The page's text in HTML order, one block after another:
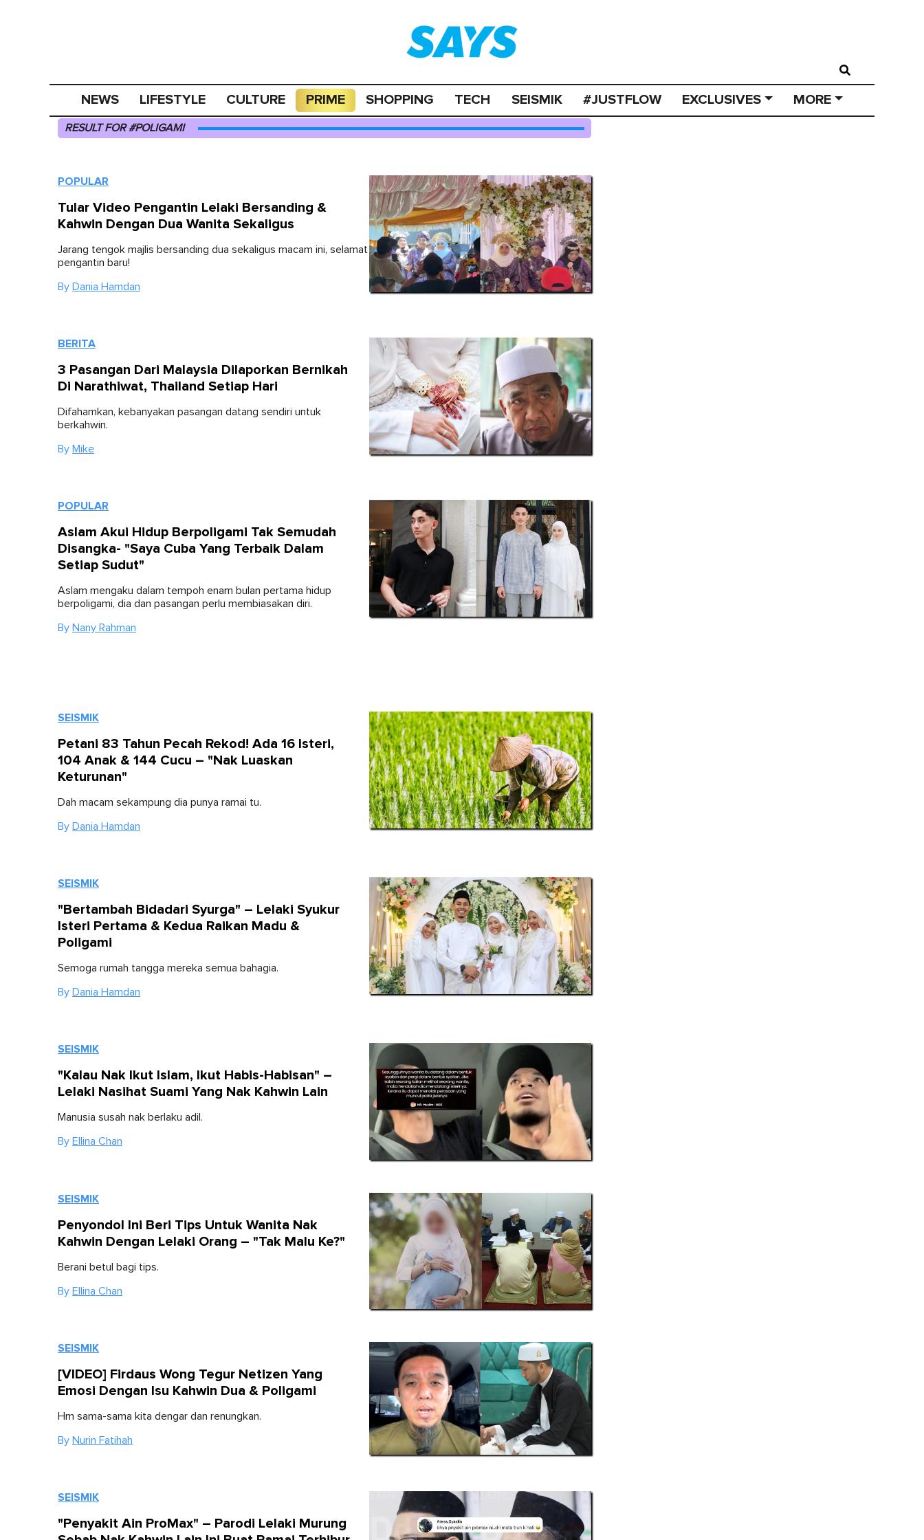
NEWS LIFESTYLE CULTURE PRIME SHOPPING TECH SEISMIK #JUSTFLOW EXCLUSIVES MORE
RESULT FOR #POLIGAMI
POPULAR
Tular Video Pengantin Lelaki Bersanding &
Kahwin Dengan Dua Wanita Sekaligus
Jarang tengok majlis bersanding dua sekaligus macam ini, selamat
pengantin baru!
By Dania Hamdan
BERITA
3 Pasangan Dari Malaysia Dilaporkan Bernikah
Di Narathiwat, Thailand Setiap Hari
Difahamkan, kebanyakan pasangan datang sendiri untuk
berkahwin.
By Mike
POPULAR
Aslam Akui Hidup Berpoligami Tak Semudah
Disangka- "Saya Cuba Yang Terbaik Dalam
Setiap Sudut"
Aslam mengaku dalam tempoh enam bulan pertama hidup
berpoligami, dia dan pasangan perlu membiasakan diri.
By Nany Rahman
SEISMIK
Petani 83 Tahun Pecah Rekod! Ada 16 Isteri,
104 Anak & 144 Cucu – "Nak Luaskan
Keturunan"
Dah macam sekampung dia punya ramai tu.
By Dania Hamdan
SEISMIK
"Bertambah Bidadari Syurga" – Lelaki Syukur
Isteri Pertama & Kedua Raikan Madu &
Poligami
Semoga rumah tangga mereka semua bahagia.
By Dania Hamdan
SEISMIK
"Kalau Nak Ikut Islam, Ikut Habis-Habisan" –
Lelaki Nasihat Suami Yang Nak Kahwin Lain
Manusia susah nak berlaku adil.
By Ellina Chan
SEISMIK
Penyondol Ini Beri Tips Untuk Wanita Nak
Kahwin Dengan Lelaki Orang – "Tak Malu Ke?"
Berani betul bagi tips.
By Ellina Chan
SEISMIK
[VIDEO] Firdaus Wong Tegur Netizen Yang
Emosi Dengan Isu Kahwin Dua & Poligami
Hm sama-sama kita dengar dan renungkan.
By Nurin Fatihah
SEISMIK
"Penyakit Ain ProMax" – Parodi Lelaki Murung